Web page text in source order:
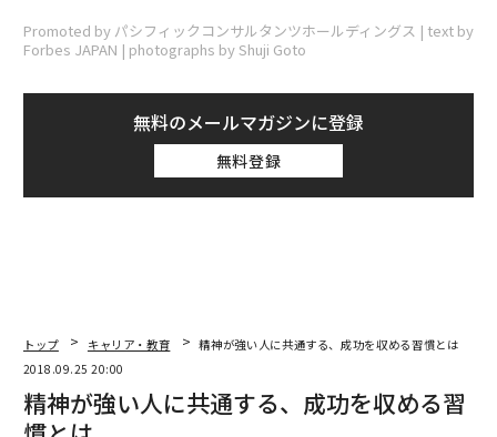
Promoted by パシフィックコンサルタンツホールディングス | text by
Forbes JAPAN | photographs by Shuji Goto
無料のメールマガジンに登録
無料登録
トップ キャリア・教育
精神が強い人に共通する、成功を収める習慣とは
2018.09.25 20:00
精神が強い人に共通する、成功を収める習